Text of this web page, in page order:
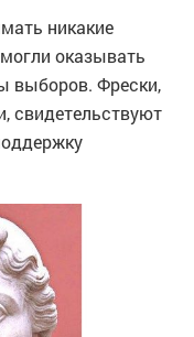
никакие
оказывать
выборов. Фрески,
свидетельствуют